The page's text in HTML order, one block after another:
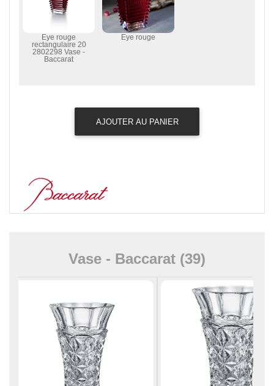
Eye rouge
rectangulaire 20
2802298 Vase -
Baccarat
Eye rouge
AJOUTER AU PANIER
Vase - Baccarat (39)